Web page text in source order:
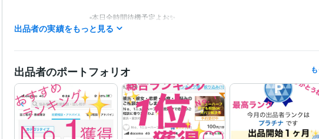
▫️本日全時間待機予定よお✨
ご対応致しますのでお気軽にお問い合わせ下さい⌣̈⃝
是非皆様のお話をお聞かせくださいませね✨
受賞歴 ココナラ出品１ヶ月プラチナランク獲得
ココナラ恋愛相談ランキン
ココナラ恋愛相談ランキング1位獲得 ココナラ彼氏彼女相談ランキン
ナラ電話相談総合1位獲得 電話相談総合おすすめランキングベスト
得意分野 悩み相談・カウンセリング 悩み相談 人間関係 職場内のいざこざ
出品者の実績をもっと見る
出品者のポートフォリオ